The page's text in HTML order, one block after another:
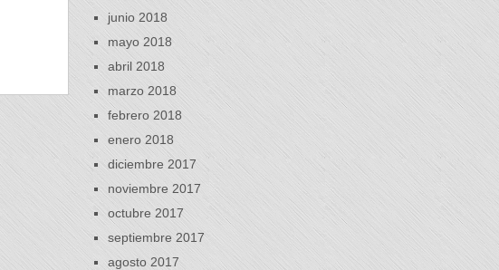
junio 2018
mayo 2018
abril 2018
marzo 2018
febrero 2018
enero 2018
diciembre 2017
noviembre 2017
octubre 2017
septiembre 2017
agosto 2017